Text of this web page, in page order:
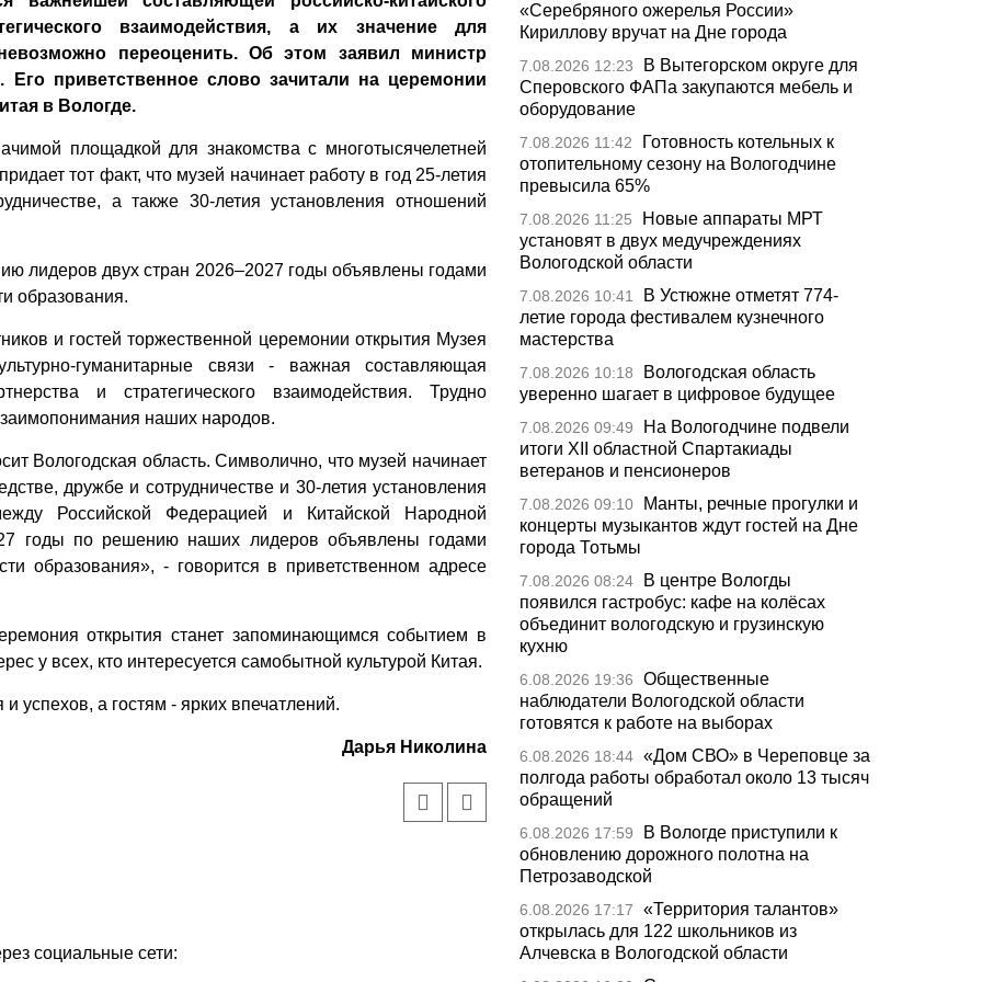
взаимодействия, а их значение для
переоценить. Об этом заявил министр
приветственное слово зачитали на церемонии
в Вологде.
площадкой для знакомства с многотысячелетней
тот факт, что музей начинает работу в год 25-летия
а также 30-летия установления отношений
лидеров двух стран 2026–2027 годы объявлены годами
образования.
и гостей торжественной церемонии открытия Музея
гуманитарные связи - важная составляющая
и стратегического взаимодействия. Трудно
наших народов.
Вологодская область. Символично, что музей начинает
дружбе и сотрудничестве и 30-летия установления
Российской Федерацией и Китайской Народной
годы по решению наших лидеров объявлены годами
образования», - говорится в приветственном адресе
открытия станет запоминающимся событием в
у всех, кто интересуется самобытной культурой Китая.
успехов, а гостям - ярких впечатлений.
Дарья Николина
социальные сети:
«Серебряного ожерелья России»
Кириллову вручат на Дне города
7.08.2026 12:23
В Вытегорском округе для
Сперовского ФАПа закупаются мебель и
оборудование
7.08.2026 11:42
Готовность котельных к
отопительному сезону на Вологодчине
превысила 65%
7.08.2026 11:25
Новые аппараты МРТ
установят в двух медучреждениях
Вологодской области
7.08.2026 10:41
В Устюжне отметят 774-
летие города фестивалем кузнечного
мастерства
7.08.2026 10:18
Вологодская область
уверенно шагает в цифровое будущее
7.08.2026 09:49
На Вологодчине подвели
итоги XII областной Спартакиады
ветеранов и пенсионеров
7.08.2026 09:10
Манты, речные прогулки и
концерты музыкантов ждут гостей на Дне
города Тотьмы
7.08.2026 08:24
В центре Вологды
появился гастробус: кафе на колёсах
объединит вологодскую и грузинскую
кухню
6.08.2026 19:36
Общественные
наблюдатели Вологодской области
готовятся к работе на выборах
6.08.2026 18:44 «Дом СВО» в Череповце за
полгода работы обработал около 13 тысяч
обращений
6.08.2026 17:59
В Вологде приступили к
обновлению дорожного полотна на
Петрозаводской
6.08.2026 17:17
«Территория талантов»
открылась для 122 школьников из
Алчевска в Вологодской области